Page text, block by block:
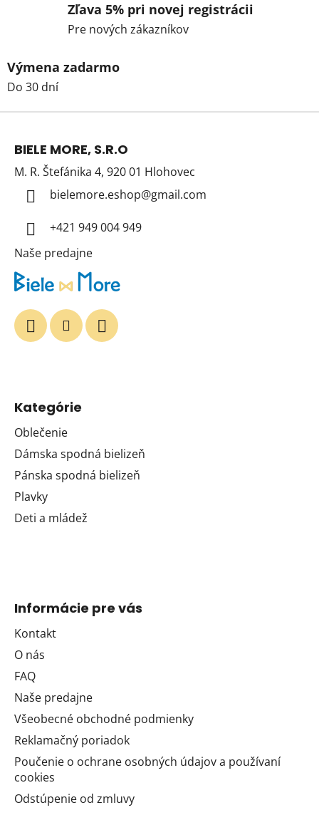
Zľava 5% pri novej registrácii
Pre nových zákazníkov
Výmena zadarmo
Do 30 dní
Z
BIELE MORE, S.R.O
M. R. Štefánika 4, 920 01 Hlohovec
bielemore.eshop@gmail.com
+421 949 004 949
Naše predajne
Kategórie
Oblečenie
Dámska spodná bielizeň
Pánska spodná bielizeň
Plavky
Deti a mládež
Informácie pre vás
Kontakt
O nás
FAQ
Naše predajne
Všeobecné obchodné podmienky
Reklamačný poriadok
Poučenie o ochrane osobných údajov a používaní
cookies
Odstúpenie od zmluvy